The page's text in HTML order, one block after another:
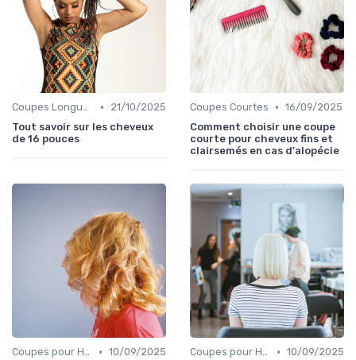
Coupes Longues •
21/10/2025
Tout savoir sur les cheveux
de 16 pouces
Coupes Courtes • 16/09/2025
Comment choisir une coupe
courte pour cheveux fins et
clairsemés en cas d'alopécie
Coupes pour Hommes • 10/09/2025
Coupes pour Hommes • 10/09/2025